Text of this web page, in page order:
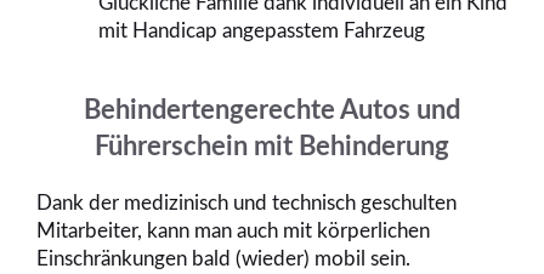
mit Handicap angepasstem Fahrzeug
Behindertengerechte Autos und
Führerschein mit Behinderung
Dank der medizinisch und technisch geschulten
Mitarbeiter, kann man auch mit körperlichen
Einschränkungen bald (wieder) mobil sein.